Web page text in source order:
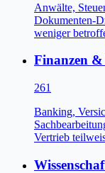
Anwälte,
Dokumenten-
weniger
Finanzen &
261
Banking,
Vertrieb